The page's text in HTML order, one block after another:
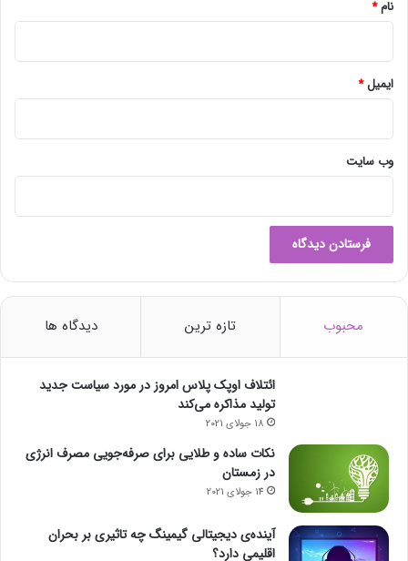
نام*
ایمیل*
وب‌ سایت
محبوب تازه ترین دیدگاه ها
ائتلاف اوپک پلاس امروز در مورد سیاست جدید
تولید مذاکره می‌کند
18 جولای 2021
نکات ساده و طلایی برای صرفه‌جویی مصرف انرژی
در زمستان
14 جولای 2021
آینده‌ی دیجیتالی گیمینگ چه تاثیری بر بحران
اقلیمی دارد؟